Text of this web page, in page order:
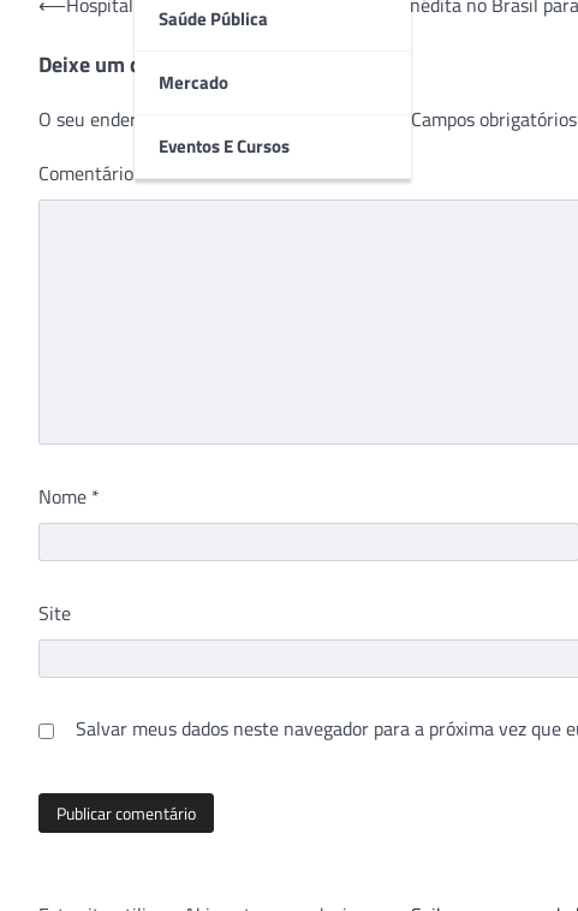
Saúde Pública
Mercado
Eventos E Cursos
Post
Deixe um comentário
O seu endereço de e-mail não será publicado. Campos
Comentário*
Nome *
Site
Salvar meus dados neste navegador para a próxima vez que